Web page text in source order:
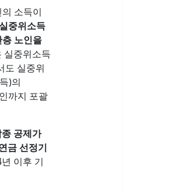
소득이
중위소득
노인을
실중위소득
도 실중위
)의
까지 포괄
공제가
금 선정기
이후 기